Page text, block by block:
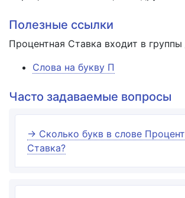
Полезные ссылки
Процентная Ставка входит в группы
Слова на букву П
Часто задаваемые вопросы
→ Сколько букв в слове
Ставка?